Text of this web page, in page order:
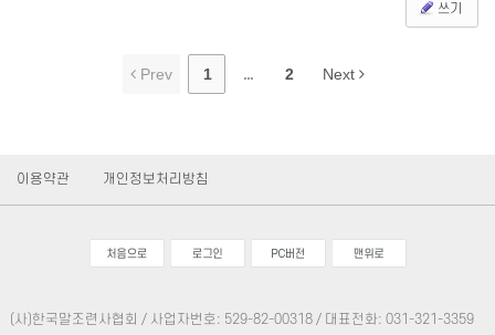
쓰기
Prev 1 ... 2 Next
이용약관 개인정보처리방침
(사)한국말조련사협회 / 사업자번호: 529-82-00318 / 대표전화: 031-321-3359